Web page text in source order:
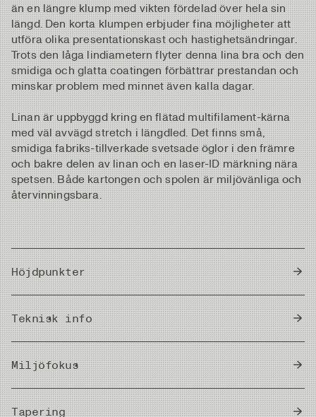
än en längre klump med vikten fördelad över hela sin
längd. Den korta klumpen erbjuder fina möjligheter att
utföra olika presentationskast och hastighetsändringar.
Trots den låga lindiametern flyter denna lina bra och den
smidiga och glatta coatingen förbättrar prestandan och
minskar problem med minnet även kalla dagar.
Linan är uppbyggd kring en flätad multifilament-kärna
med väl avvägd stretch i längdled. Det finns små,
smidiga fabriks-tillverkade svetsade öglor i den främre
och bakre delen av linan och en laser-ID märkning nära
spetsen. Både kartongen och spolen är miljövänliga och
återvinningsbara.
Höjdpunkter
Presentation+ är en väldigt lättkastad lina som
enkelt hanterar olika typer av flugor och levererar
fina presentationer, med andra ord en riktigt bra
allroundlina.
Hanterar olika typer av nymfer och torrflugor riktigt
bra.
Taperingen är utvecklad för både överhands och
Teknisk info
Density Float
Head Length 8,5 m / 27,8 ft
Miljöfokus
GIftfriDenna lina är fri från ftalater, som är kända för att
Tapering